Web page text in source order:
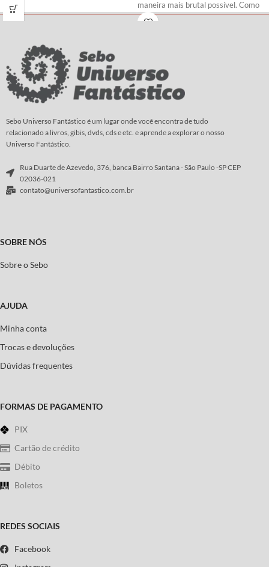
mistério. Um palhaço misteriosos
joga os sinistros malabares cor de
vocês, o mangá sobre o mordomo
que exala a mais delicada fragrância
de rosas...
Roteiro e Arte:Yana Toboso
maneira mais brutal possível. Como
se não bastasse, no auge dos
jamais poderão ser curadas.
Roteiro:Ed Brubaker
Sebo Universo Fantástico é um lugar onde você encontra de tudo
relacionado a livros, gibis, dvds, cds e etc. e aprende a explorar o nosso
Universo Fantástico.
Rua Duarte de Azevedo, 376, banca Bairro Santana - São Paulo -SP CEP
02036-021
contato@universofantastico.com.br
SOBRE NÓS
Sobre o Sebo
AJUDA
Minha conta
Trocas e devoluções
Dúvidas frequentes
FORMAS DE PAGAMENTO
PIX
Cartão de crédito
Débito
Boletos
REDES SOCIAIS
Facebook